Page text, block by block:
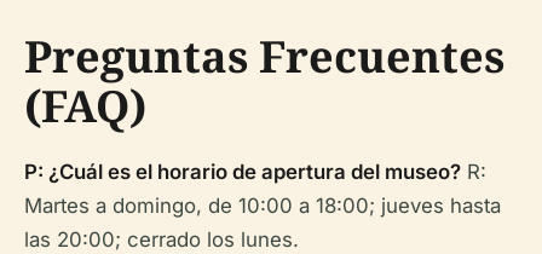
Preguntas Frecuentes
(FAQ)
P: ¿Cuál es el horario de apertura del museo? R:
Martes a domingo, de 10:00 a 18:00; jueves hasta
las 20:00; cerrado los lunes.